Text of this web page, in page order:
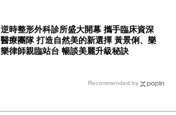
逆時整形外科診所盛大開幕 攜手臨床資深
醫療團隊 打造自然美的新選擇 黃景俐、樂
樂律師親臨站台 暢談美麗升級秘訣
Recommended by